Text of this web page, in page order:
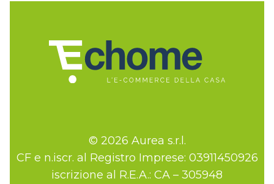
© 2026 Aurea s.r.l.
CF e n.iscr. al Registro Imprese: 03911450926
iscrizione al R.E.A.: CA – 305948